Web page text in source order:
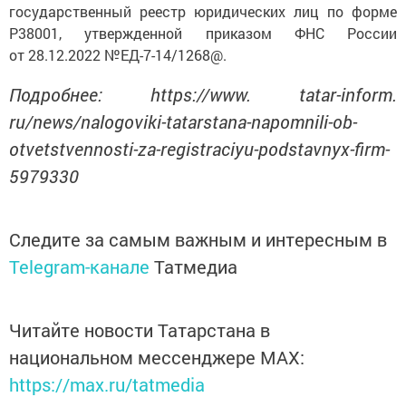
государственный реестр юридических лиц по форме
Р38001, утвержденной приказом ФНС России
от 28.12.2022 №ЕД-7-14/1268@.
Подробнее: https://www. tatar-inform.
ru/news/nalogoviki-tatarstana-napomnili-ob-
otvetstvennosti-za-registraciyu-podstavnyx-firm-
5979330
Следите за самым важным и интересным в
Telegram-канале Татмедиа
Читайте новости Татарстана в
национальном мессенджере MАХ:
https://max.ru/tatmedia